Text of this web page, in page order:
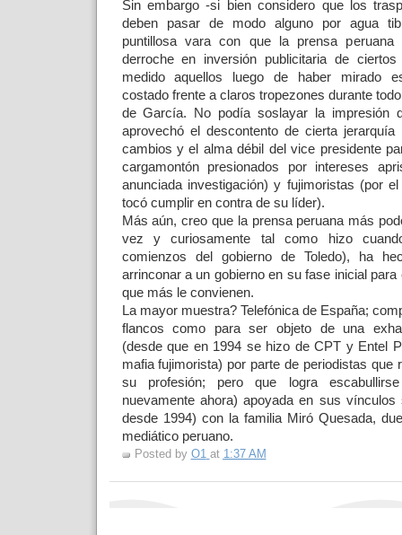
Sin embargo -si bien considero que los
deben pasar de modo alguno por agua
puntillosa vara con que la prensa peruana
derroche en inversión publicitaria de
medido aquellos luego de haber mirado
costado frente a claros tropezones durante
de García. No podía soslayar la impresión
aprovechó el descontento de cierta jerarquía
cambios y el alma débil del vice presidente
cargamontón presionados por intereses
anunciada investigación) y fujimoristas (por
tocó cumplir en contra de su líder).
Más aún, creo que la prensa peruana más
vez y curiosamente tal como hizo
comienzos del gobierno de Toledo), ha
arrinconar a un gobierno en su fase inicial
que más le convienen.
La mayor muestra? Telefónica de España;
flancos como para ser objeto de una
(desde que en 1994 se hizo de CPT y Entel
mafia fujimorista) por parte de periodistas que
su profesión; pero que logra
nuevamente ahora) apoyada en sus vínculos
desde 1994) con la familia Miró Quesada,
mediático peruano.
Posted by O1 at 1:37 AM